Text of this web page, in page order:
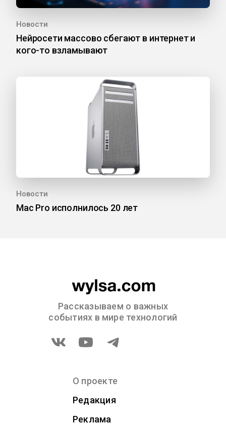
Новости
Нейросети массово сбегают в интернет и
кого-то взламывают
Новости
Mac Pro исполнилось 20 лет
Рассказываем о важных
событиях в мире технологий
О проекте
Редакция
Реклама